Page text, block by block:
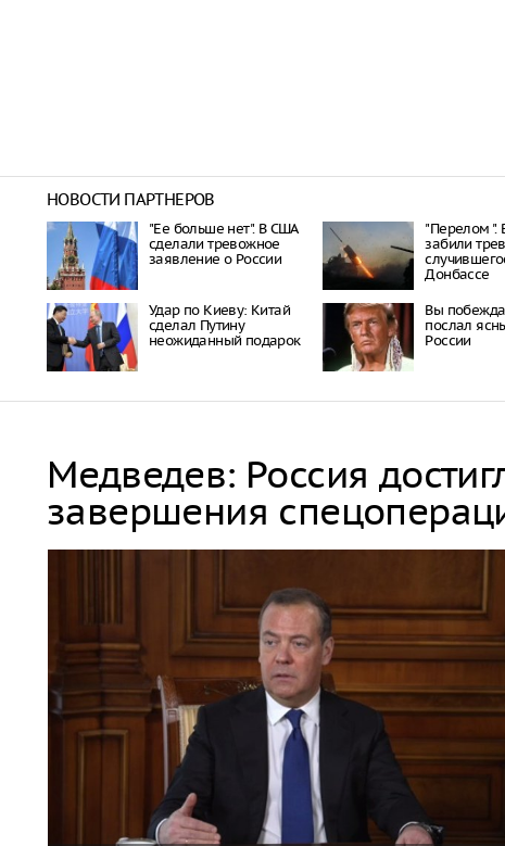
НОВОСТИ ПАРТНЕРОВ
"Ее больше нет". В США
сделали тревожное
заявление о России
"Перелом ".
забили
Донбассе
Удар по Киеву: Китай
сделал Путину
неожиданный подарок
Вы
послал
России
Медведев: Россия
завершения